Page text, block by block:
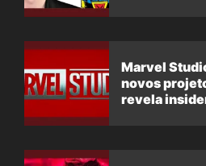
Marvel
novos
revela